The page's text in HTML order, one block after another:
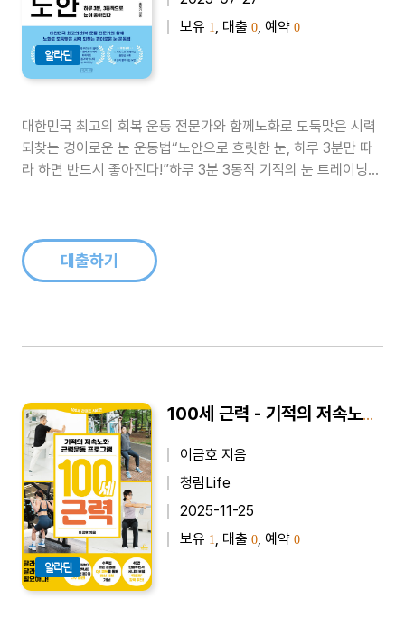
알라딘
보유 1 , 대출 0 , 예약 0
대한민국 최고의 회복 운동 전문가와 함께노화로 도둑맞은 시력
되찾는 경이로운 눈 운동법“노안으로 흐릿한 눈, 하루 3분만 따
라 하면 반드시 좋아진다!”하루 3분 3동작 기적의 눈 트레이닝
무 당혹스럽다..
대출하기
알라딘
100세 근력 - 기적의 저속노화 근력운동 프로그램
이금호 지음
청림Life
2025-11-25
보유 1 , 대출 0 , 예약 0